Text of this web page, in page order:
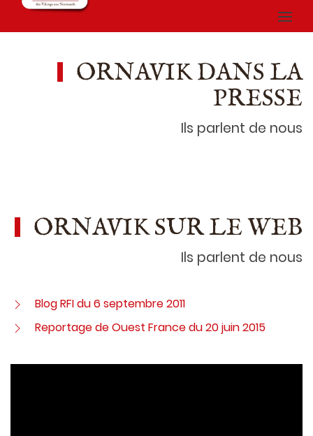
ORNAVIK DANS LA
PRESSE
Ils parlent de nous
ORNAVIK SUR LE WEB
Ils parlent de nous
Blog RFI du 6 septembre 2011
Reportage de Ouest France du 20 juin 2015